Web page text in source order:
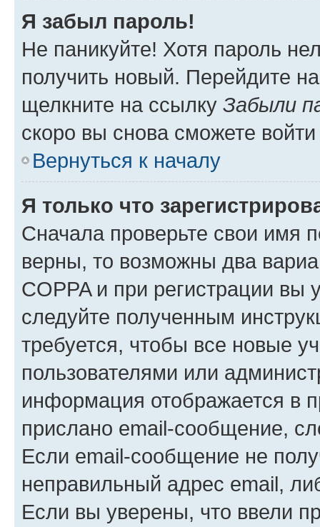
Я забыл пароль!
Не паникуйте! Хотя пароль
получить новый. Перейдите
щелкните на ссылку Забыли
скоро вы снова сможете
Вернуться к началу
Я только что
Сначала проверьте свои имя
верны, то возможны два
COPPA и при регистрации вы
следуйте полученным
требуется, чтобы все новые
пользователями или
информация отображается в
прислано email-сообщение,
Если email-сообщение не
неправильный адрес email,
Если вы уверены, что ввели